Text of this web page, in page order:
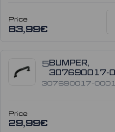
Price
83,99€
5BUMPER,
307690017-
307690017-0001
Price
29,99€